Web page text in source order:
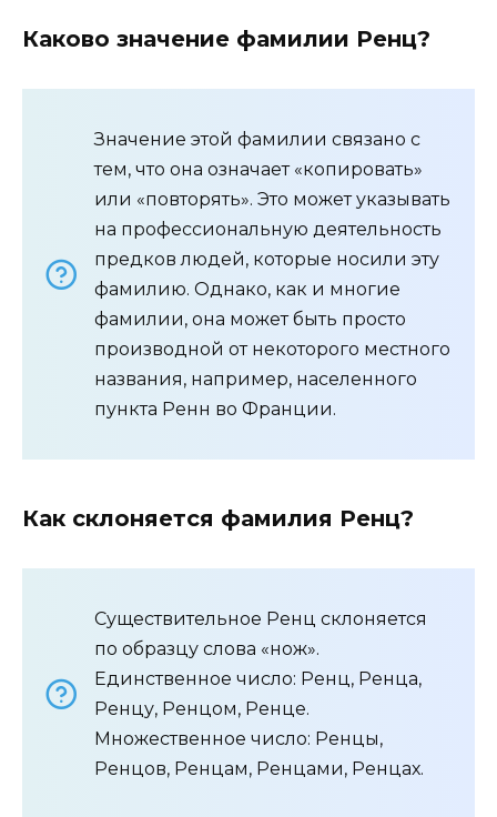
Каково значение фамилии Ренц?
Значение этой фамилии связано с
тем, что она означает «копировать»
или «повторять». Это может указывать
на профессиональную деятельность
предков людей, которые носили эту
фамилию. Однако, как и многие
фамилии, она может быть просто
производной от некоторого местного
названия, например, населенного
пункта Ренн во Франции.
Как склоняется фамилия Ренц?
Существительное Ренц склоняется
по образцу слова «нож».
Единственное число: Ренц, Ренца,
Ренцу, Ренцом, Ренце.
Множественное число: Ренцы,
Ренцов, Ренцам, Ренцами, Ренцах.